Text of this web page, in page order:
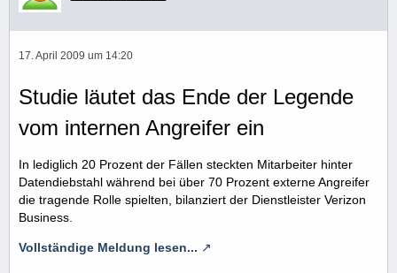
17. April 2009 um 14:20
Studie läutet das Ende der Legende
vom internen Angreifer ein
In lediglich 20 Prozent der Fällen steckten Mitarbeiter hinter
Datendiebstahl während bei über 70 Prozent externe Angreifer
die tragende Rolle spielten, bilanziert der Dienstleister Verizon
Business.
Vollständige Meldung lesen...